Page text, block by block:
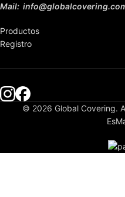
Mail:
Productos
Registro
© 2026 Global Covering.